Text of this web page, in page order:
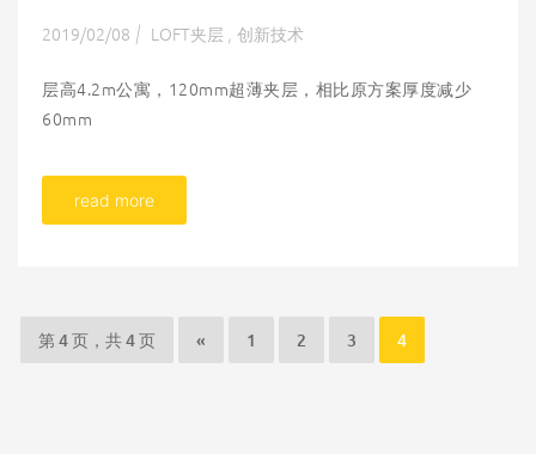
2019/02/08 | LOFT夹层 创新技术
层高4.2m公寓，120mm超薄夹层，相比原方案厚度减少
60mm
read more
第 4 页，共 4 页 « 1 2 3 4